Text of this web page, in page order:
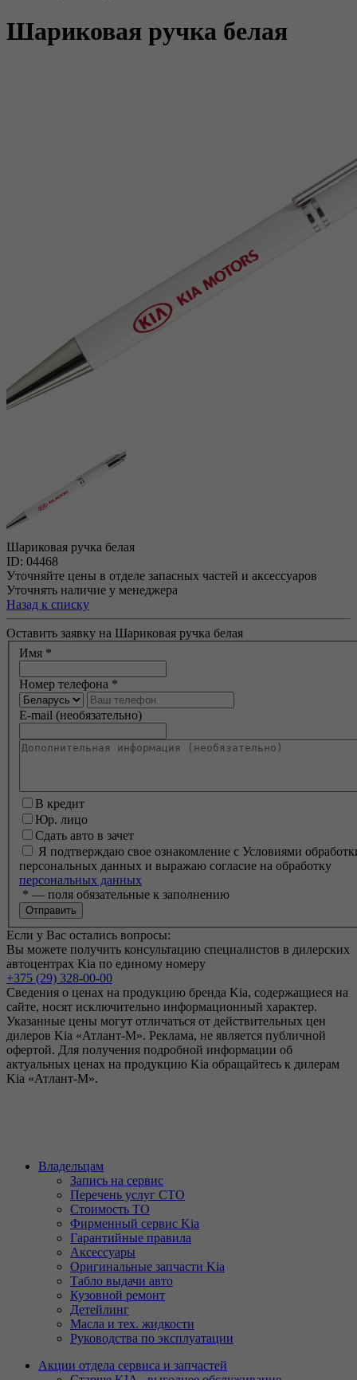
Шариковая ручка белая
Шариковая ручка белая
ID: 04468
Уточняйте цены в отделе запасных частей и аксессуаров
Уточнять наличие у менеджера
Назад к списку
Оставить заявку на Шариковая ручка белая
Имя *
Номер телефона *
E-mail (необязательно)
В кредит
Юр. лицо
Сдать авто в зачет
Я подтверждаю свое ознакомление с Условиями
персональных данных и выражаю согласие на обработку
персональных данных
* — поля обязательные к заполнению
Если у Вас остались вопросы:
Вы можете получить консультацию специалистов в дилерских
автоцентрах Kia по единому номеру
+375 (29) 328-00-00
Сведения о ценах на продукцию бренда Kia, содержащиеся на
сайте, носят исключительно информационный характер.
Указанные цены могут отличаться от действительных цен
дилеров Kia «Атлант-М». Реклама, не является публичной
офертой. Для получения подробной информации об
актуальных ценах на продукцию Kia обращайтесь к дилерам
Kia «Атлант-М».
Владельцам
Запись на сервис
Перечень услуг СТО
Стоимость ТО
Фирменный сервис Kia
Гарантийные правила
Аксессуары
Оригинальные запчасти Kia
Табло выдачи авто
Кузовной ремонт
Детейлинг
Масла и тех. жидкости
Руководства по эксплуатации
Акции отдела сервиса и запчастей